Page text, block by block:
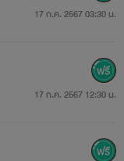
17 ก.ค. 2567 03:30 น.
17 ก.ค. 2567 12:30 น.